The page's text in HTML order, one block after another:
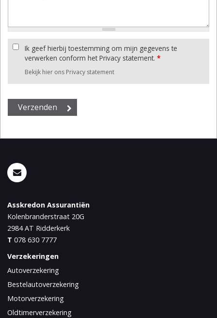
Ik geef hierbij toestemming om mijn gegevens te
verwerken conform het Privacy statement. *
Bekijk hier ons Privacy statement
Asskredon Assurantiën
Kolenbranderstraat 20G
2984 AT Ridderkerk
T 078 630 7777
Verzekeringen
Autoverzekering
Bestelautoverzekering
Motorverzekering
Oldtimerverzekering